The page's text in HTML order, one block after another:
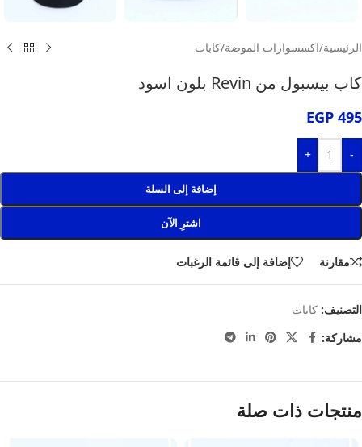
الرئيسية/اكسسوارات الموضة/كابات
كاب بيسبول من Revin بلون اسود
EGP 495
-
+
إضافة إلى السلة
اشترِ الآن
مقارنة إضافة إلى قائمة الرغبات
التصنيف: كابات
مشاركة:
منتجات ذات صلة